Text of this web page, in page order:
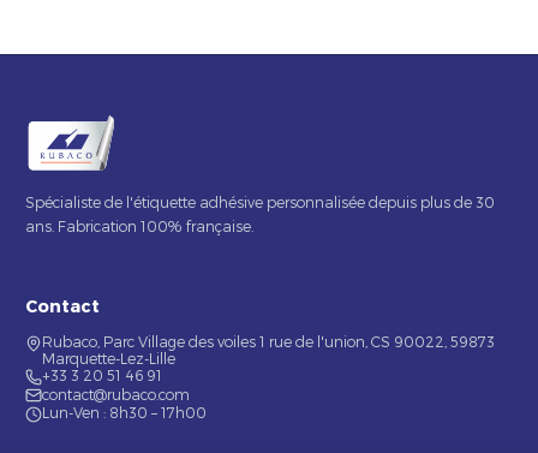
Spécialiste de l'étiquette adhésive personnalisée depuis plus de 30
ans. Fabrication 100% française.
Contact
Rubaco, Parc Village des voiles 1 rue de l'union, CS 90022, 59873
Marquette-Lez-Lille
+33 3 20 51 46 91
contact@rubaco.com
Lun-Ven : 8h30 – 17h00